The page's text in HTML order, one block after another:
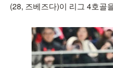
(28, 즈베즈다)이 리그 4호골